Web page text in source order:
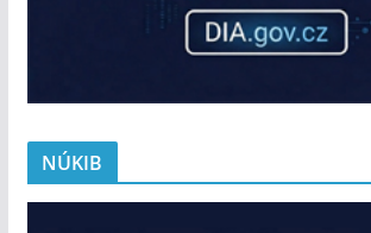
NÚKIB